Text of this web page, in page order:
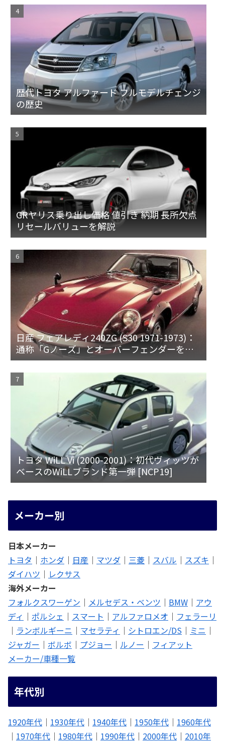
歴代トヨタ アルファード フルモデルチェンジ
の歴史
GRヤリス乗り出し価格 値引き 納期 長所欠点
リセールバリューを解説
日産 フェアレディ240ZG (S30 1971-1973)：
通称「Gノーズ」とオーバーフェンダーを装
備した特別なZ
トヨタ WiLL Vi (2000-2001)：初代ヴィッツが
ベースのWiLLブランド第一弾 [NCP19]
メーカー別
日本メーカー
トヨタ ｜ ホンダ ｜ 日産 ｜ マツダ ｜ 三菱 ｜ スバル ｜ スズキ ｜
ダイハツ ｜ レクサス
海外メーカー
フォルクスワーゲン ｜ メルセデス・ベンツ ｜ BMW ｜ アウ
ディ ｜ ポルシェ ｜ スマート ｜ アルファロメオ ｜ フェラーリ
｜ ランボルギーニ ｜ マセラティ ｜ シトロエン/DS ｜ ミニ ｜
ジャガー ｜ ボルボ ｜ プジョー ｜ ルノー ｜ フィアット
メーカー/車種一覧
年代別
1920年代 ｜ 1930年代 ｜ 1940年代 ｜ 1950年代 ｜ 1960年代
｜ 1970年代 ｜ 1980年代 ｜ 1990年代 ｜ 2000年代 ｜ 2010年